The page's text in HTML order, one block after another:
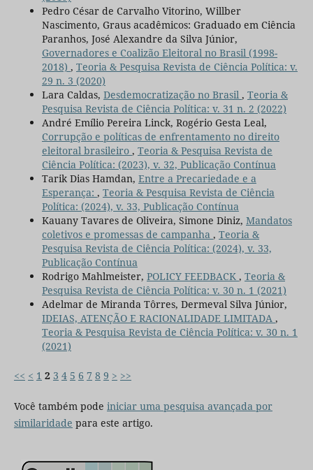
Pedro César de Carvalho Vitorino, Willber
Nascimento, Graus acadêmicos: Graduado em Ciência
Paranhos, José Alexandre da Silva Júnior,
Governadores e Coalizão Eleitoral no Brasil (1998-
2018) , Teoria & Pesquisa Revista de Ciência Política: v.
29 n. 3 (2020)
Lara Caldas, Desdemocratização no Brasil , Teoria &
Pesquisa Revista de Ciência Política: v. 31 n. 2 (2022)
André Emílio Pereira Linck, Rogério Gesta Leal,
Corrupção e políticas de enfrentamento no direito
eleitoral brasileiro , Teoria & Pesquisa Revista de
Ciência Política: (2023), v. 32, Publicação Contínua
Tarik Dias Hamdan, Entre a Precariedade e a
Esperança: , Teoria & Pesquisa Revista de Ciência
Política: (2024), v. 33, Publicação Contínua
Kauany Tavares de Oliveira, Simone Diniz, Mandatos
coletivos e promessas de campanha , Teoria &
Pesquisa Revista de Ciência Política: (2024), v. 33,
Publicação Contínua
Rodrigo Mahlmeister, POLICY FEEDBACK , Teoria &
Pesquisa Revista de Ciência Política: v. 30 n. 1 (2021)
Adelmar de Miranda Tôrres, Dermeval Silva Júnior,
IDEIAS, ATENÇÃO E RACIONALIDADE LIMITADA ,
Teoria & Pesquisa Revista de Ciência Política: v. 30 n. 1
(2021)
<< < 1 2 3 4 5 6 7 8 9 > >>
Você também pode iniciar uma pesquisa avançada por
similaridade para este artigo.